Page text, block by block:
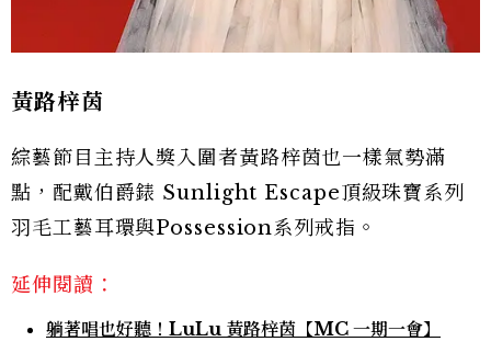
黃路梓茵
綜藝節目主持人獎入圍者黃路梓茵也一樣氣勢滿
點，配戴伯爵錶 Sunlight Escape頂級珠寶系列
羽毛工藝耳環與Possession系列戒指。
延伸閱讀：
躺著唱也好聽！LuLu 黃路梓茵【MC 一期一會】